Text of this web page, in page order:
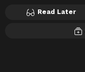
Read Later